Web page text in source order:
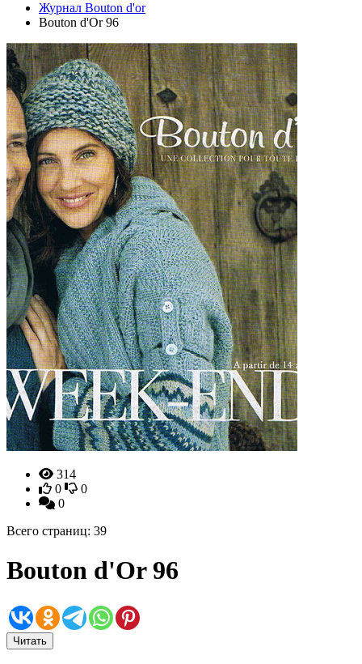
Журнал Bouton d'or
Bouton d'Or 96
314
0
0
0
Всего страниц: 39
Bouton d'Or 96
Читать